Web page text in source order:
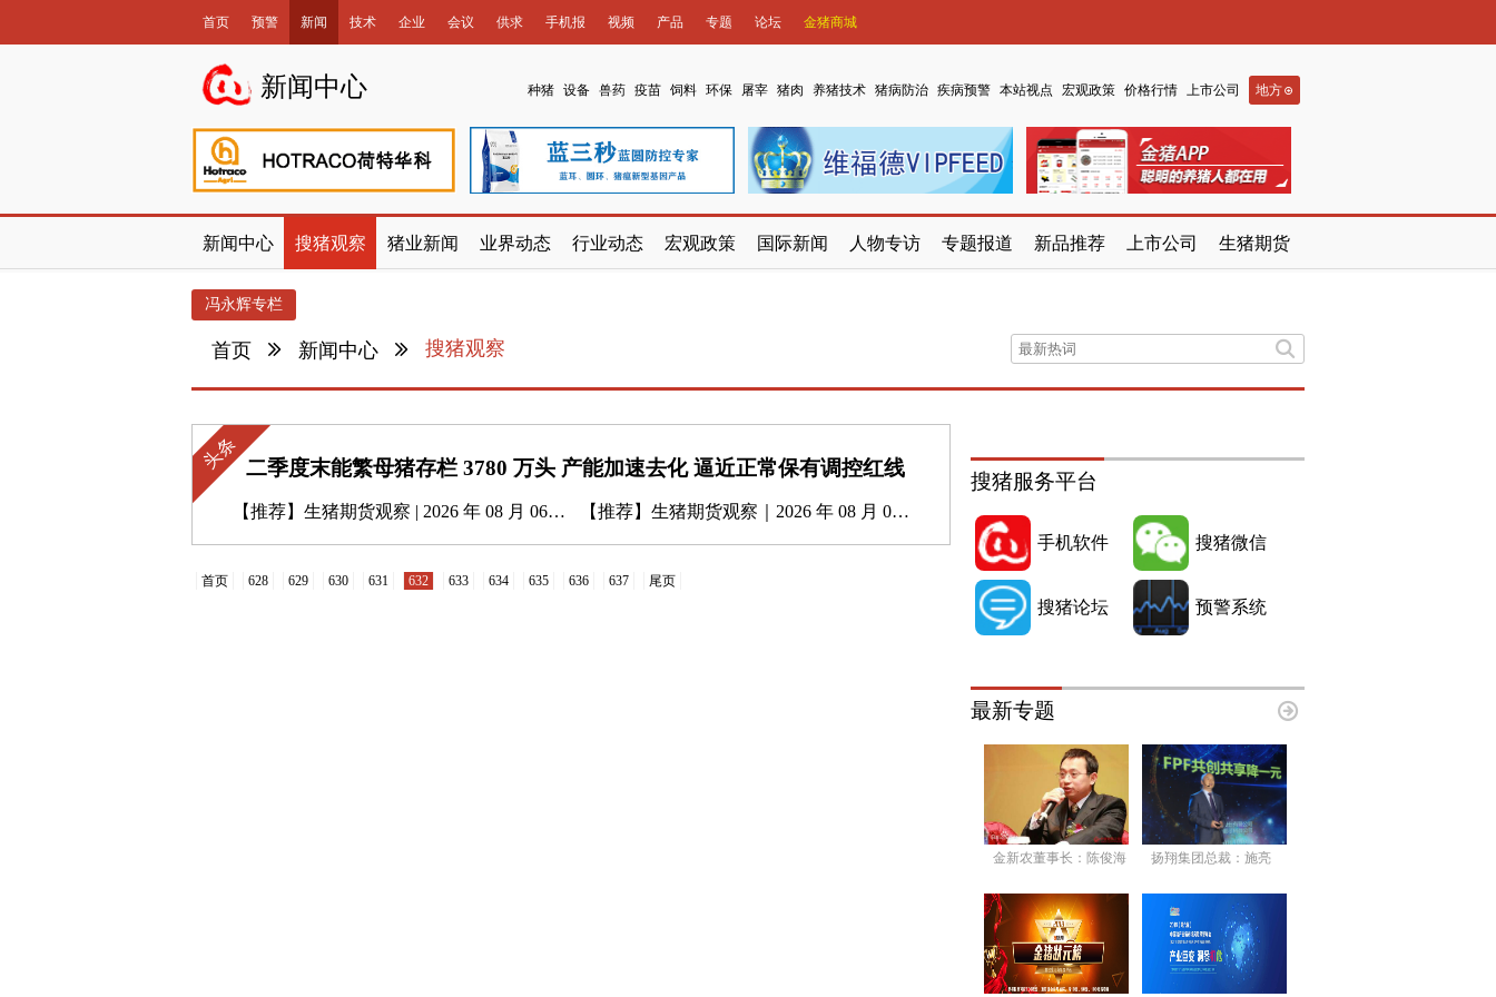
首页 预警 新闻 技术 企业 会议 供求 手机报 视频 产品 专题 论坛 金猪商城
数据库
新闻中心 种猪 设备 兽药 疫苗 饲料 环保 屠宰 猪肉 养猪技术 猪病防治 疾病预警 本站视点 宏观政策 价格行情 上市公司 地方
新闻中心 搜猪观察 猪业新闻 业界动态 行业动态 宏观政策 国际新闻 人物专访 专题报道 新品推荐 上市公司 生猪期货
冯永辉专栏
首页 新闻中心 搜猪观察
头条 二季度末能繁母猪存栏 3780 万头 产能加速去化 逼近正常保有调控红线
【推荐】 生猪期货观察 | 2026 年 08 月 06 日 【推荐】 生猪期货观察｜2026 年 08 月 05 日
首页 628 629 630 631 632 633 634 635 636 637 尾页
搜猪服务平台
手机软件 搜猪微信
搜猪论坛 预警系统
最新专题
金新农董事长：陈俊海 扬翔集团总裁：施亮